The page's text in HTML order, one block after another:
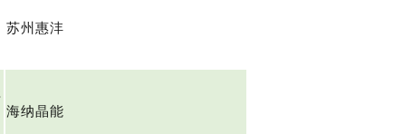
苏州惠沣
海纳晶能